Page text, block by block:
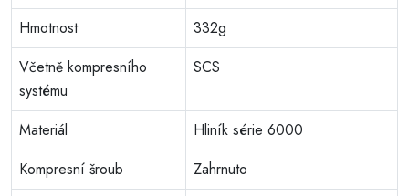
Hmotnost
332g
Včetně kompresního
systému
SCS
Materiál
Hliník série 6000
Kompresní šroub
Zahrnuto